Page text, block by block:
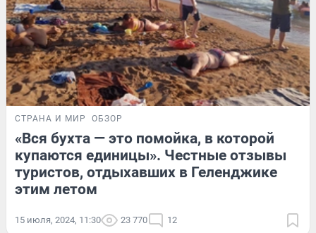
СТРАНА И МИР ОБЗОР
«Вся бухта — это помойка, в которой
купаются единицы». Честные отзывы
туристов, отдыхавших в Геленджике
этим летом
15 июля, 2024, 11:30 23 770 12